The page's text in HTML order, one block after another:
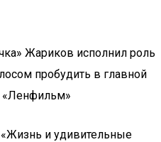
Жариков исполнил роль
пробудить в главной
«Ленфильм»
и удивительные